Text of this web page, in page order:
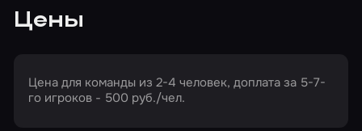
Цены
Цена для команды из 2-4 человек, доплата за 5-7-
го игроков - 500 руб./чел.